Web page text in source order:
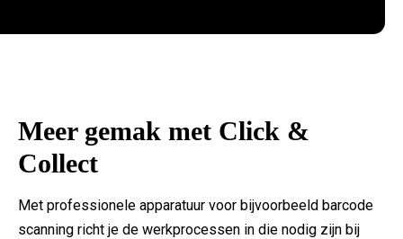
Meer gemak met Click &
Collect
Met professionele apparatuur voor bijvoorbeeld barcode
scanning richt je de werkprocessen in die nodig zijn bij